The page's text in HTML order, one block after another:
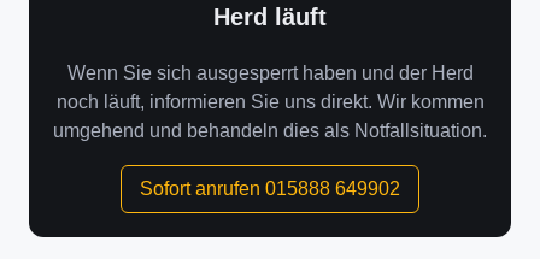
Herd läuft
Wenn Sie sich ausgesperrt haben und der Herd
noch läuft, informieren Sie uns direkt. Wir kommen
umgehend und behandeln dies als Notfallsituation.
Sofort anrufen 015888 649902